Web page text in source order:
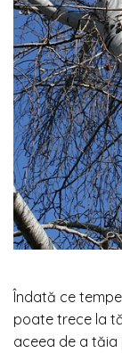
Îndată ce
poate trece la
aceea de a tăia